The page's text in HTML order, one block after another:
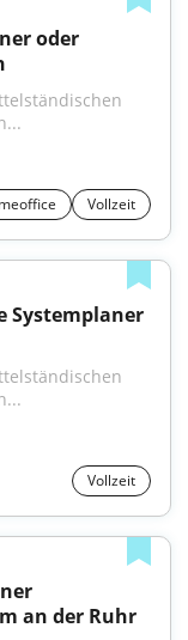
oder
Vollzeit
Systemplaner
Vollzeit
an der Ruhr